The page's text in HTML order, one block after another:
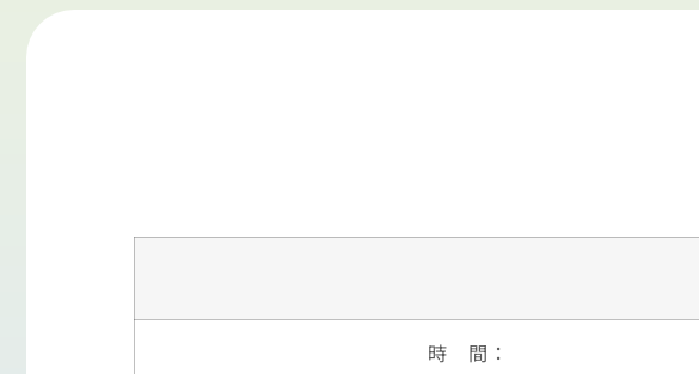
時 間：